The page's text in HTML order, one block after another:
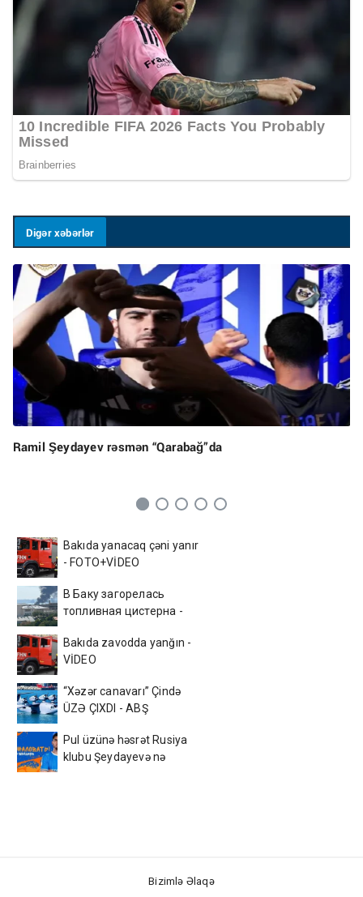
Digər xəbərlər
Ramil Şeydayev rəsmən “Qarabağ”da
Bakıda yanacaq çəni yanır
- FOTO+VİDEO
В Баку загорелась
топливная цистерна -
Bakıda zavodda yanğın -
VİDEO
“Xəzər canavarı” Çində
ÜZƏ ÇIXDI - ABŞ
Pul üzünə həsrət Rusiya
klubu Şeydayevə nə
Bizimlə Əlaqə